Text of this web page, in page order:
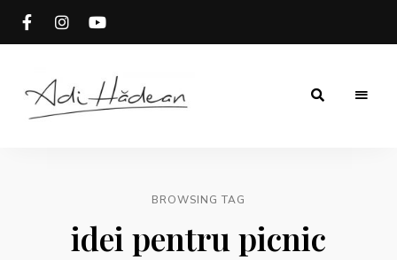
BROWSING TAG
idei pentru picnic